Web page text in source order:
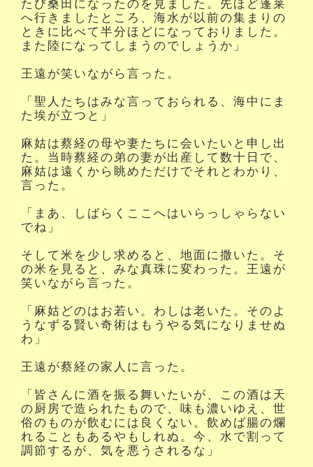
たび桑田になったのを見ました。先ほど蓬莱
へ行きましたところ、海水が以前の集まりの
ときに比べて半分ほどになっておりました。
また陸になってしまうのでしょうか」
王遠が笑いながら言った。
「聖人たちはみな言っておられる、海中にま
た埃が立つと」
麻姑は蔡経の母や妻たちに会いたいと申し出
た。当時蔡経の弟の妻が出産して数十日で、
麻姑は遠くから眺めただけでそれとわかり、
言った。
「まあ、しばらくここへはいらっしゃらない
でね」
そして米を少し求めると、地面に撒いた。そ
の米を見ると、みな真珠に変わった。王遠が
笑いながら言った。
「麻姑どのはお若い。わしは老いた。そのよ
うなずる賢い奇術はもうやる気になりませぬ
わ」
王遠が蔡経の家人に言った。
「皆さんに酒を振る舞いたいが、この酒は天
の厨房で造られたもので、味も濃いゆえ、世
俗のものが飲むには良くない。飲めば腸の爛
れることもあるやもしれぬ。今、水で割って
調節するが、気を悪うされるな」